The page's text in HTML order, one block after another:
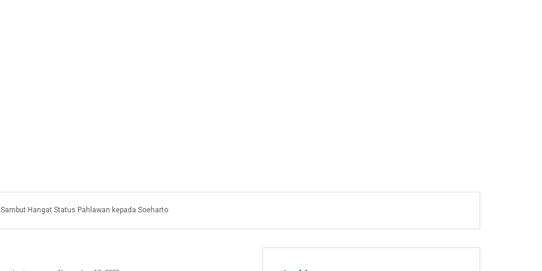
Sambut Hangat Status Pahlawan kepada Soeharto